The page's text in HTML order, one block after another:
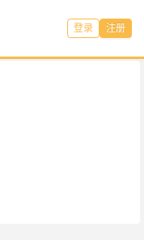
登录 注册